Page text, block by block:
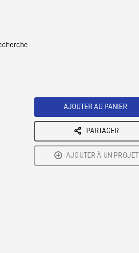
AJOUTER AU PANIER
PARTAGER
AJOUTER À UN PROJET